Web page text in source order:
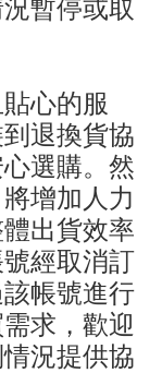
暫停或取
心的服
退換貨協
選購。然
增加人力
出貨效率
經取消訂
帳號進行
求，歡迎
況提供協